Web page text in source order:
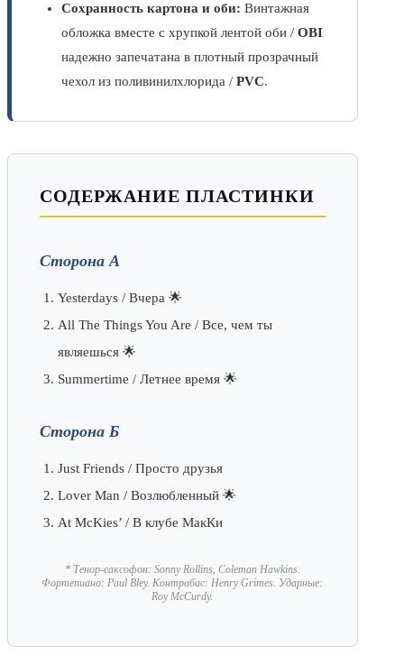
Сохранность картона и оби: Винтажная
обложка вместе с хрупкой лентой оби / OBI
надежно запечатана в плотный прозрачный
чехол из поливинилхлорида / PVC.
СОДЕРЖАНИЕ ПЛАСТИНКИ
Сторона А
Yesterdays / Вчера 🌟
All The Things You Are / Все, чем ты
являешься 🌟
Summertime / Летнее время 🌟
Сторона Б
Just Friends / Просто друзья
Lover Man / Возлюбленный 🌟
At McKies’ / В клубе МакКи
* Тенор-саксофон: Sonny Rollins, Coleman Hawkins.
Фортепиано: Paul Bley. Контрабас: Henry Grimes. Ударные:
Roy McCurdy.